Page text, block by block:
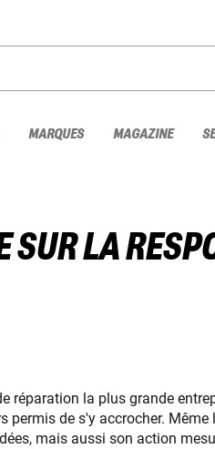
MARQUES MAGAZINE
LA
réparation la plus grande
de s'y accrocher.
mais aussi son action